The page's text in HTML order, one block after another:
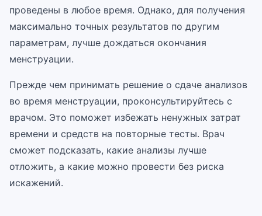
проведены в любое время. Однако, для получения
максимально точных результатов по другим
параметрам, лучше дождаться окончания
менструации.
Прежде чем принимать решение о сдаче анализов
во время менструации, проконсультируйтесь с
врачом. Это поможет избежать ненужных затрат
времени и средств на повторные тесты. Врач
сможет подсказать, какие анализы лучше
отложить, а какие можно провести без риска
искажений.